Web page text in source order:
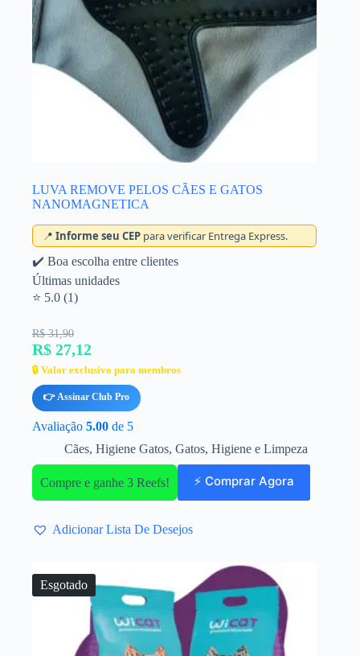
LUVA REMOVE PELOS CÃES E GATOS
NANOMAGNETICA
📍 Informe seu CEP para verificar Entrega Express.
✔️ Boa escolha entre clientes
Últimas unidades
⭐ 5.0 (1)
R$ 31,90
R$ 27,12
🔒 Valor exclusivo para membros
👉 Assinar Club Pro
Avaliação 5.00 de 5
Cães, Higiene Gatos, Gatos, Higiene e Limpeza
Compre e ganhe 3 Reefs! ⚡ Comprar Agora
Adicionar Lista De Desejos
Esgotado